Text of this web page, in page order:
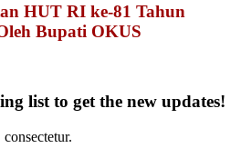
HUT RI ke-81 Tahun
Bupati OKUS
list to get the new updates!